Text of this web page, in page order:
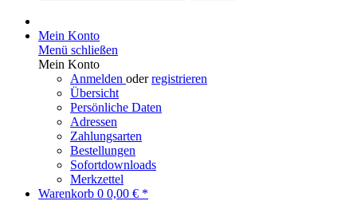
Mein Konto
Menü schließen
Mein Konto
Anmelden oderregistrieren
Übersicht
Persönliche Daten
Adressen
Zahlungsarten
Bestellungen
Sofortdownloads
Merkzettel
Warenkorb 0 0,00 € *